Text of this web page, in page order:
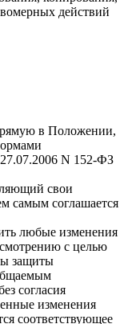
действий
в Положении,
N 152-ФЗ
свои
самым соглашается
любые изменения
с целью
защиты
согласия
изменения
соответствующее